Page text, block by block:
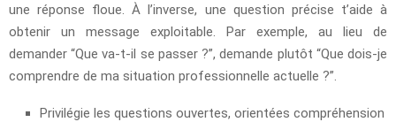
une réponse floue. À l’inverse, une question précise t’aide à
obtenir un message exploitable. Par exemple, au lieu de
demander “Que va-t-il se passer ?”, demande plutôt “Que dois-je
comprendre de ma situation professionnelle actuelle ?”.
Privilégie les questions ouvertes, orientées compréhension